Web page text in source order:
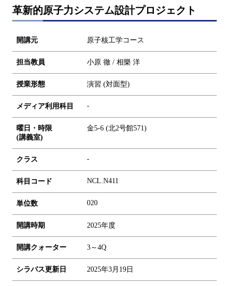
革新的原子力システム設計プロジェクト
開講元 原子核工学コース
担当教員 小原 徹 / 相樂 洋
授業形態 演習 (対面型)
メディア利用科目 -
曜日・時限
(講義室)
金5-6 (北2号館571)
クラス -
科目コード NCL.N411
単位数 020
開講時期 2025年度
開講クォーター 3～4Q
シラバス更新日 2025年3月19日